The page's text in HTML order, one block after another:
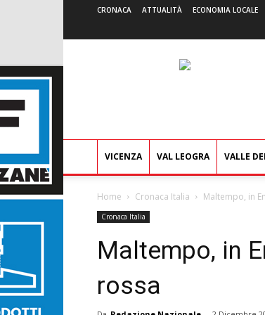
CRONACA ATTUALITÀ ECONOMIA LOCALE
VICENZA VAL LEOGRA VALLE
Home Cronaca Italia Maltempo, in
Cronaca Italia
Maltempo, in
rossa